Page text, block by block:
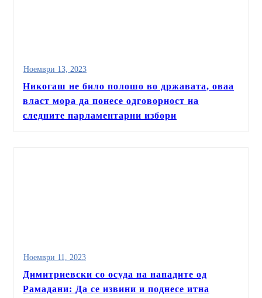
Ноември 13, 2023
Никогаш не било полошо во државата, оваа
власт мора да понесе одговорност на
следните парламентарни избори
Ноември 11, 2023
Димитриевски со осуда на нападите од
Рамадани: Да се извини и поднесе итна